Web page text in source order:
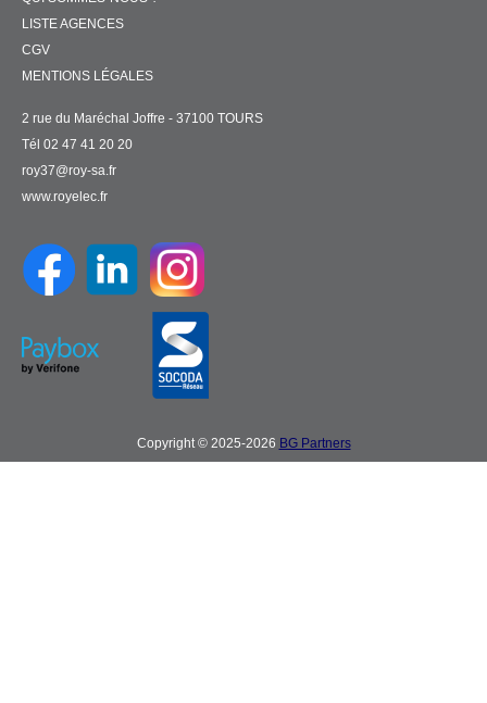
LISTE AGENCES
CGV
MENTIONS LÉGALES
2 rue du Maréchal Joffre - 37100 TOURS
Tél 02 47 41 20 20
roy37@roy-sa.fr
www.royelec.fr
Copyright © 2025-2026 BG Partners